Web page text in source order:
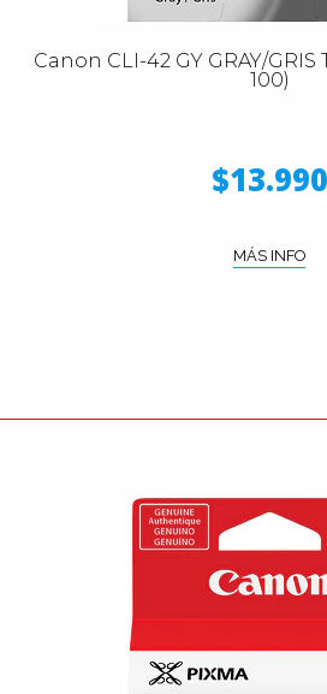
Canon CLI-42 GY GRAY/
100)
$13.990
MÁS INFO